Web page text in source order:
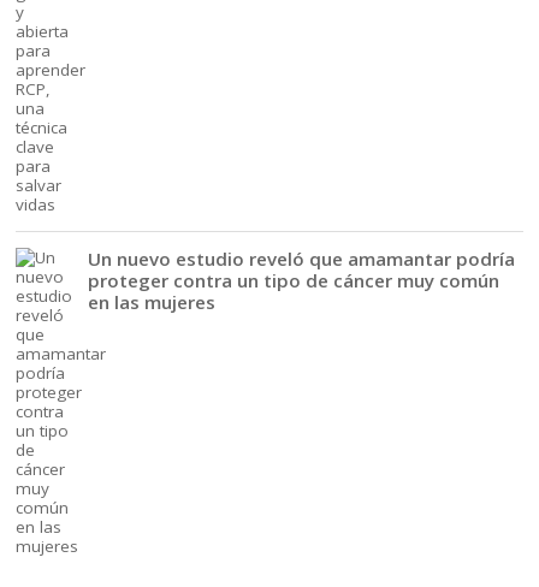
Un nuevo estudio reveló que amamantar podría
proteger contra un tipo de cáncer muy común
en las mujeres